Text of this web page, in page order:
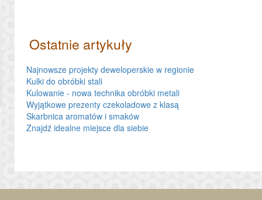
Ostatnie artykuły
Najnowsze projekty deweloperskie w regionie
Kulki do obróbki stali
Kulowanie - nowa technika obróbki metali
Wyjątkowe prezenty czekoladowe z klasą
Skarbnica aromatów i smaków
Znajdź idealne miejsce dla siebie